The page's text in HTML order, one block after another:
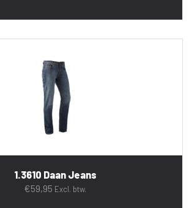
1.3610 Daan Jeans
€59,95 Excl. btw.